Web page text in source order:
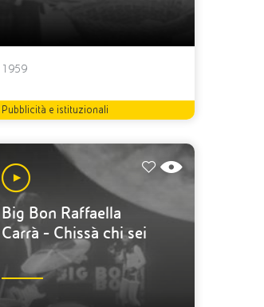
1959
Pubblicità e istituzionali
Big Bon Raffaella
Carrà - Chissà chi sei